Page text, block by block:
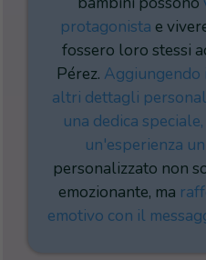
protagonista e
fossero loro stessi
Pérez. Aggiungendo
altri dettagli
una dedica
un'esperienza
personalizzato non
emozionante, ma
emotivo con il